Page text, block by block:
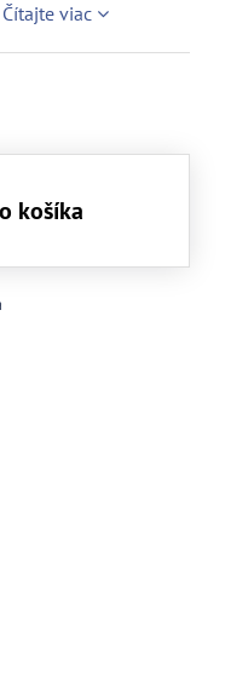
Čítajte viac
Do košíka